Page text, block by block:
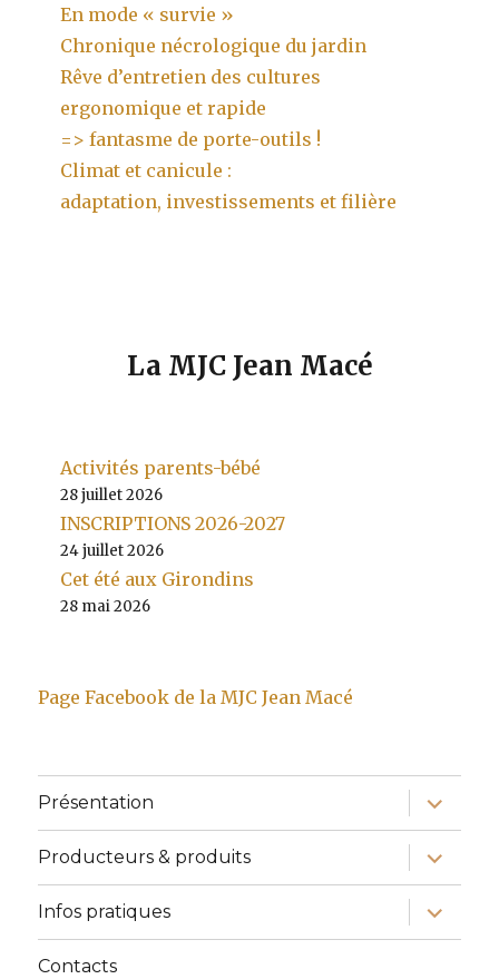
En mode « survie »
Chronique nécrologique du jardin
Rêve d’entretien des cultures
ergonomique et rapide
=> fantasme de porte-outils !
Climat et canicule :
adaptation, investissements et filière
La MJC Jean Macé
Activités parents-bébé
28 juillet 2026
INSCRIPTIONS 2026-2027
24 juillet 2026
Cet été aux Girondins
28 mai 2026
Page Facebook de la MJC Jean Macé
Présentation
ouvrir
le
sous-
menu
Producteurs & produits
ouvrir
le
sous-
menu
Infos pratiques
ouvrir
le
sous-
Contacts